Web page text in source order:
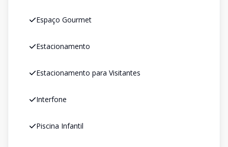
Espaço Gourmet
Estacionamento
Estacionamento para Visitantes
Interfone
Piscina Infantil